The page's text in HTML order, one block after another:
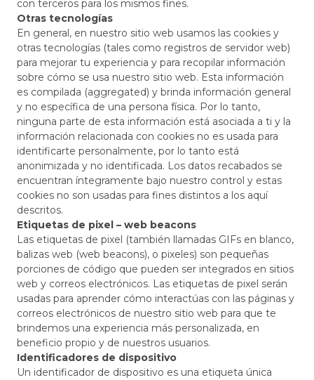
con terceros para los mismos fines.
Otras tecnologías
En general, en nuestro sitio web usamos las cookies y
otras tecnologías (tales como registros de servidor web)
para mejorar tu experiencia y para recopilar información
sobre cómo se usa nuestro sitio web. Esta información
es compilada (aggregated) y brinda información general
y no específica de una persona física. Por lo tanto,
ninguna parte de esta información está asociada a ti y la
información relacionada con cookies no es usada para
identificarte personalmente, por lo tanto está
anonimizada y no identificada. Los datos recabados se
encuentran íntegramente bajo nuestro control y estas
cookies no son usadas para fines distintos a los aquí
descritos.
Etiquetas de pixel – web beacons
Las etiquetas de pixel (también llamadas GIFs en blanco,
balizas web (web beacons), o pixeles) son pequeñas
porciones de código que pueden ser integrados en sitios
web y correos electrónicos. Las etiquetas de pixel serán
usadas para aprender cómo interactúas con las páginas y
correos electrónicos de nuestro sitio web para que te
brindemos una experiencia más personalizada, en
beneficio propio y de nuestros usuarios.
Identificadores de dispositivo
Un identificador de dispositivo es una etiqueta única